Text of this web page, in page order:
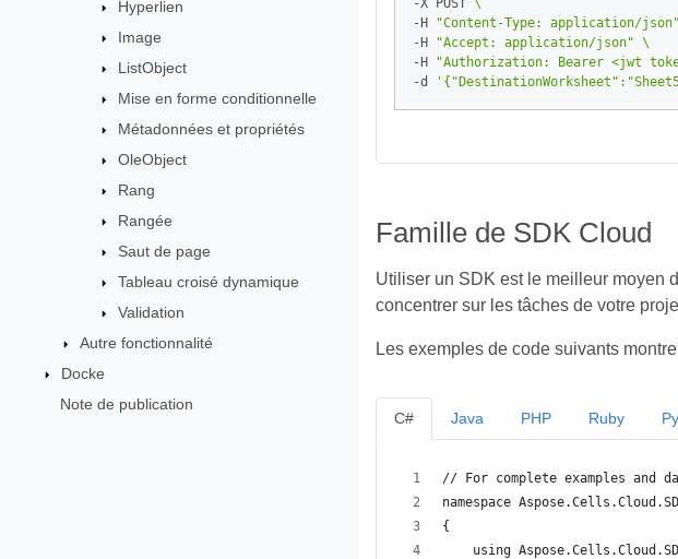
Hyperlien
Image
ListObject
Mise en forme conditionnelle
Métadonnées et propriétés
OleObject
Rang
Rangée
Saut de page
Tableau croisé dynamique
Validation
Autre fonctionnalité
Docke
Note de publication
-X POST
-H
"Content-Type: application/json"
-H
"Accept: application/json"
-H
"Authorization: Bearer <jwt
-d
Famille de SDK Cloud
Utiliser un SDK est le meilleur moyen
concentrer sur les tâches de votre
Les exemples de code suivants
C#
// For complete examples
namespace
{
using
Java PHP Ruby